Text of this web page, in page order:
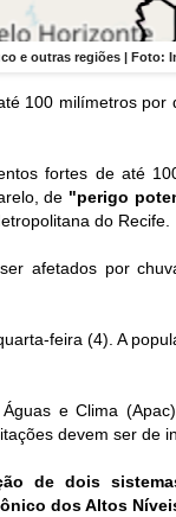
e outras regiões | Foto:
100 milímetros por
fortes de até
de "perigo
do Recife.
afetados por
feira (4). A
e Clima
devem ser de
de dois
dos Altos